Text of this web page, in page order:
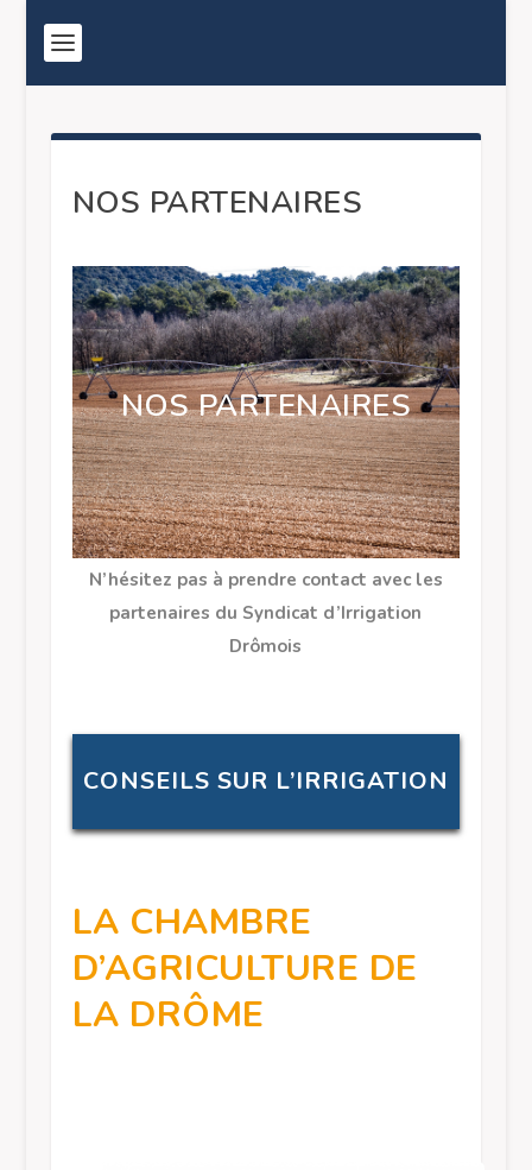
NOS PARTENAIRES
NOS PARTENAIRES
N’hésitez pas à prendre contact avec les
partenaires du Syndicat d’Irrigation
Drômois
CONSEILS SUR L’IRRIGATION
LA CHAMBRE
D’AGRICULTURE DE
LA DRÔME